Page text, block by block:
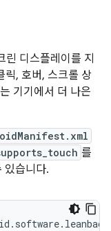
디스플레이를 지
릭, 호버, 스크롤 상
기기에서 더 나은
를
있습니다.